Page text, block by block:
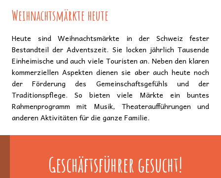
Weihnachtsmärkte heute
Heute sind Weihnachtsmärkte in der Schweiz fester
Bestandteil der Adventszeit. Sie locken jährlich Tausende
Einheimische und auch viele Touristen an. Neben den klaren
kommerziellen Aspekten dienen sie aber auch heute noch
der Förderung des Gemeinschaftsgefühls und der
Traditionspflege. So bieten viele Märkte ein buntes
Rahmenprogramm mit Musik, Theateraufführungen und
anderen Aktivitäten für die ganze Familie.
Geschäftsführer gesucht!